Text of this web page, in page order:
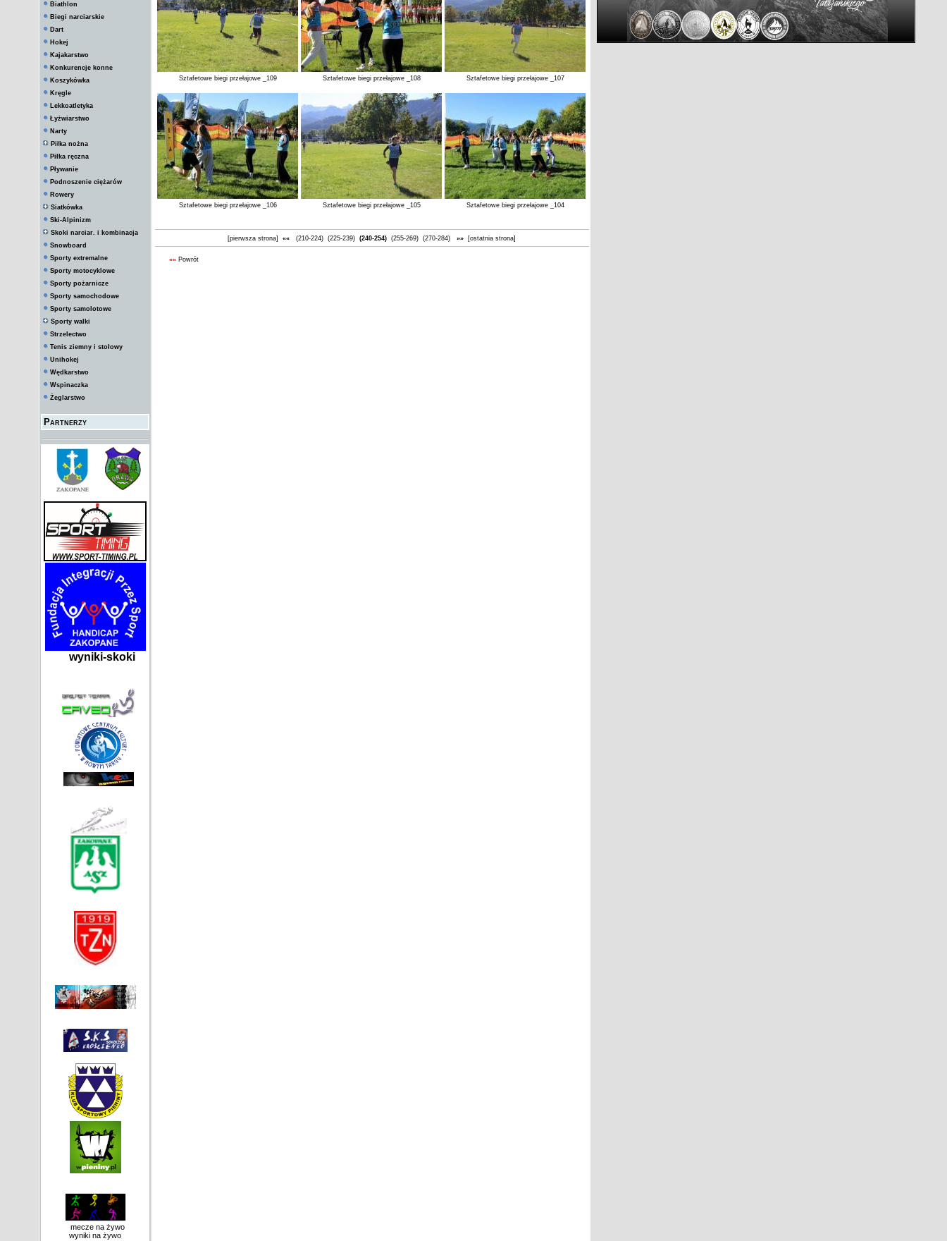
Biathlon
Biegi narciarskie
Dart
Hokej
Kajakarstwo
Konkurencje konne
Koszykówka
Kręgle
Lekkoatletyka
Łyżwiarstwo
Narty
Piłka nożna
Piłka ręczna
Pływanie
Podnoszenie ciężarów
Rowery
Siatkówka
Ski-Alpinizm
Skoki narciar. i kombinacja
Snowboard
Sporty extremalne
Sporty motocyklowe
Sporty pożarnicze
Sporty samochodowe
Sporty samolotowe
Sporty walki
Strzelectwo
Tenis ziemny i stołowy
Unihokej
Wędkarstwo
Wspinaczka
Żeglarstwo
Partnerzy
wyniki-skoki
mecze na żywo
wyniki na żywo
Sztafetowe biegi przełajowe _109 Sztafetowe biegi przełajowe _108 Sztafetowe biegi przełajowe _107
Sztafetowe biegi przełajowe _106 Sztafetowe biegi przełajowe _105 Sztafetowe biegi przełajowe _104
[pierwsza strona] «« (210-224) (225-239) (240-254) (255-269) (270-284) »» [ostatnia strona]
«« Powrót